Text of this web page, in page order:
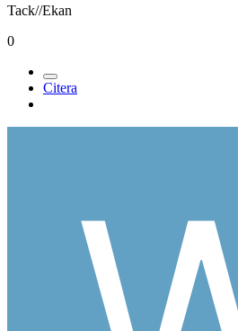
Tack//Ekan
0
Citera